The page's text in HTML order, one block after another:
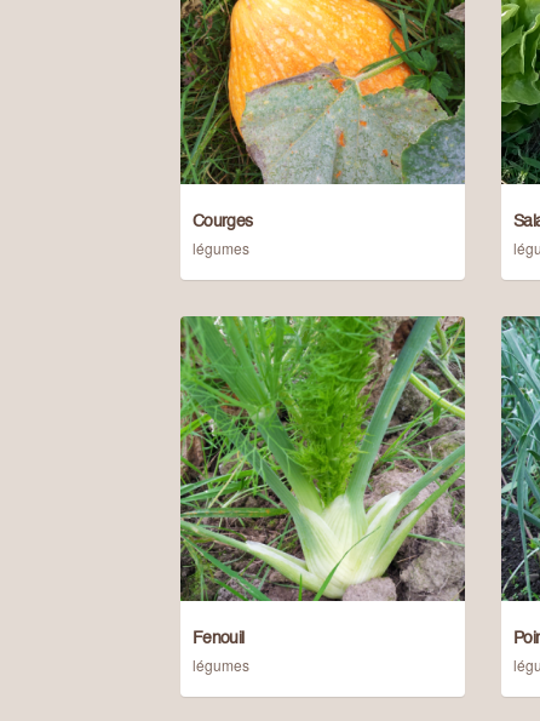
Courges
légumes
Fenouil
légumes